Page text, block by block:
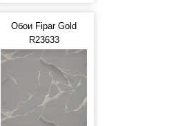
Обои Fipar Gold
R23633